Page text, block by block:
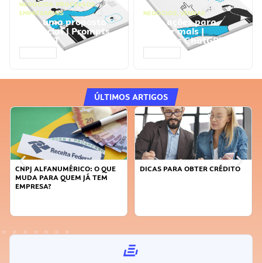
NEGÓCIOS, PROCESSOS
EMPRESARIAIS
Faça uma proposta
comercial | Prompts
ChatGPT
NEGÓCIOS, VENDAS
Faça ações para
vender mais |
Prompts ChatGPT
ÚLTIMOS ARTIGOS
DICAS PARA OBTER CRÉDITO
FAÇA A DIFERENÇA: SEJA